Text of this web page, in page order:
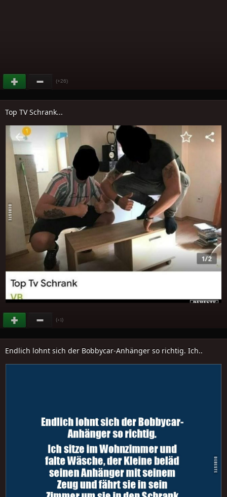
(+26)
Top TV Schrank...
(+1)
Endlich lohnt sich der Bobbycar-Anhänger so richtig. Ich..